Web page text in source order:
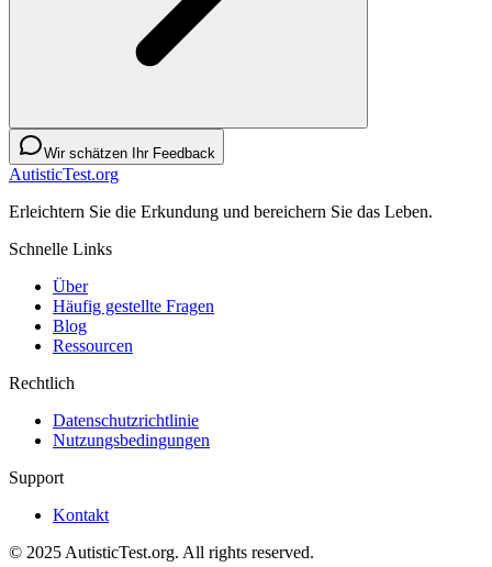
Wir schätzen Ihr Feedback
AutisticTest.org
Erleichtern Sie die Erkundung und bereichern Sie das Leben.
Schnelle Links
Über
Häufig gestellte Fragen
Blog
Ressourcen
Rechtlich
Datenschutzrichtlinie
Nutzungsbedingungen
Support
Kontakt
© 2025 AutisticTest.org. All rights reserved.